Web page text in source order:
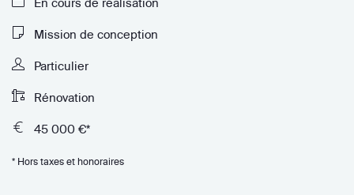
Mission de conception
Particulier
Rénovation
45 000 €*
* Hors taxes et honoraires